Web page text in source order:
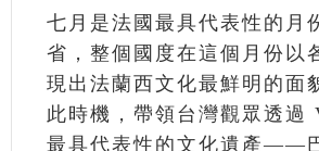
七月是法國最具代表性的月
省，整個國度在這個月份以
現出法蘭西文化最鮮明的面
此時機，帶領台灣觀眾透過
最具代表性的文化遺產——